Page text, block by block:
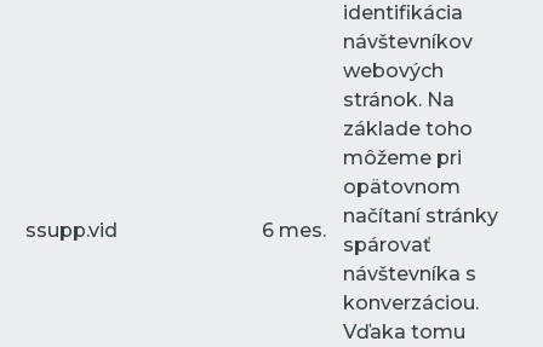
ssupp.vid 6 mes.
identifikácia
návštevníkov
webových
stránok. Na
základe toho
môžeme pri
opätovnom
načítaní stránky
spárovať
návštevníka s
konverzáciou.
Vďaka tomu